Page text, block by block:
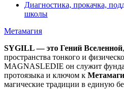
Диагностика, прокачка,
школы
Метамагия
SYGILL — это Гений Вселенной
пространства тонкого и
MAGNASLEDIE он служит
протоязыка и ключом к
магические традиции в единую